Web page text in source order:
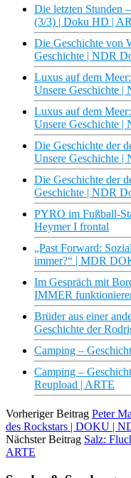
Die letzten Stunden
(3/3) | Doku HD |
Die Geschichte von
Geschichte | NDR
Luxus auf dem
Unsere Geschichte |
Luxus auf dem
Unsere Geschichte |
Die Geschichte der
Unsere Geschichte |
Die Geschichte der
Geschichte | NDR
PYRO im Fußball-
Heymer I frontal
„Past Forward:
immer?“ | MDR
Im Gespräch mit
IMMER
Brüder aus einer
Geschichte der
Camping –
Camping –
Reupload | ARTE
Vorheriger Beitrag Peter
des Rockstars | DOKU |
Nächster Beitrag Salz:
ARTE